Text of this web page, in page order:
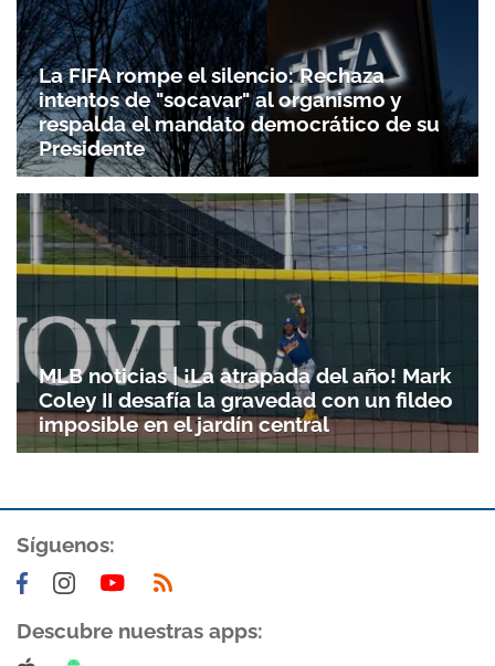
La FIFA rompe el silencio: Rechaza
intentos de "socavar" al organismo y
respalda el mandato democrático de su
Presidente
MLB noticias | ¡La atrapada del año! Mark
Coley II desafía la gravedad con un fildeo
imposible en el jardín central
Síguenos:
Descubre nuestras apps: